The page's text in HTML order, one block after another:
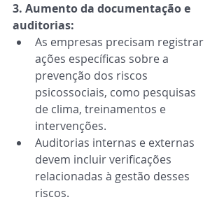
3. Aumento da documentação e
auditorias:
As empresas precisam registrar
ações específicas sobre a
prevenção dos riscos
psicossociais, como pesquisas
de clima, treinamentos e
intervenções.
Auditorias internas e externas
devem incluir verificações
relacionadas à gestão desses
riscos.